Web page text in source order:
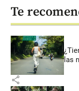
Te
las
share